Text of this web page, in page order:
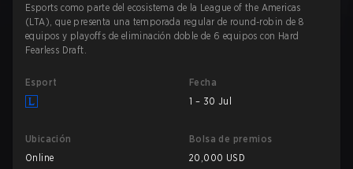
Esports como parte del ecosistema de la League of the Americas
(LTA), que presenta una temporada regular de round-robin de 8
equipos y playoffs de eliminación doble de 6 equipos con Hard
Fearless Draft.
Esport
Fecha
1 – 30 Jul
Ubicación
Online
Bolsa de premios
20,000 USD